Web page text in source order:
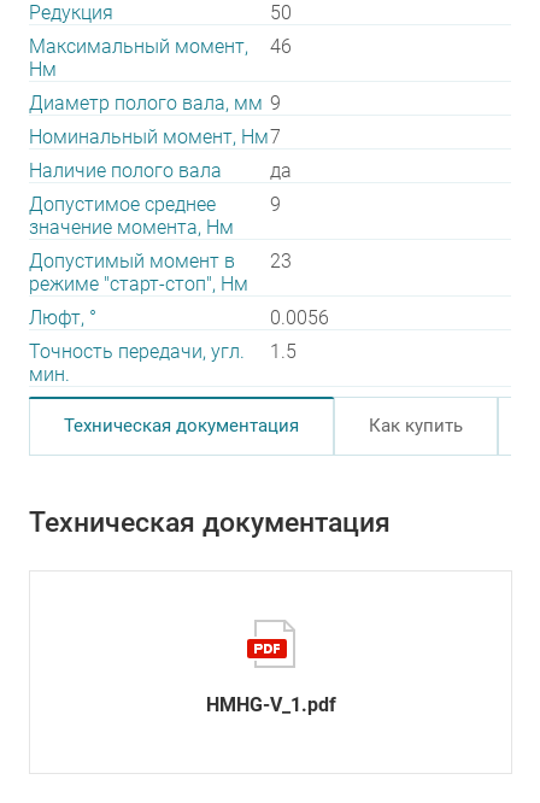
Редукция
50
Максимальный момент,
Нм
46
Диаметр полого вала, мм 9
Номинальный момент, Нм7
Наличие полого вала
да
Допустимое среднее
значение момента, Нм
9
Допустимый момент в
режиме "старт-стоп", Нм
23
Люфт, °
0.0056
Точность передачи, угл.
мин.
1.5
Техническая документация Как купить
Техническая документация
HMHG-V_1.pdf